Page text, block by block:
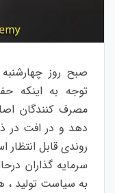
صبح روز
توجه به اینکه
مصرف کنندگان
دهد و در افت در
روندی قابل انتظار
سرمایه گذاران
به سیاست تولید ،